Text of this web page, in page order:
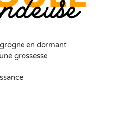
en dormant
grossesse